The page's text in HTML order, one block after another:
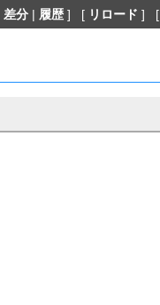
差分| 履歴] [ リロード ] [